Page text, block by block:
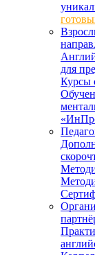
для
Курсы